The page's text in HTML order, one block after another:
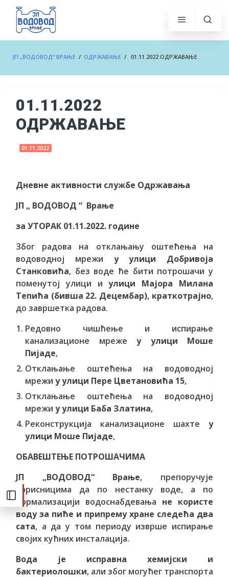
ЈП „ВОДОВОД“ ВРАЊЕ / ОДРЖАВАЊЕ / 01.11.2022 ОДРЖАВАЊЕ
01.11.2022
ОДРЖАВАЊЕ
01.11.2022
Дневне активности службе Одржавања
ЈП „ ВОДОВОД “ Врање
за УТОРАК 01.11.2022. године
Због радова на отклањању оштећења на
водоводној мрежи у улици Добривоја
Станковића, без воде ће бити потрошачи у
поменутој улици иулици
Мајора Милана
Тепића (бивша 22. Децембар), краткотрајно,
до завршетка радова.
Редовно чишћење и испирање
канализационе мреже у улици Моше
Пијаде,
Отклањање оштећења на водоводној
мрежи у улици Пере Цветановића 15,
Отклањање оштећења на водоводној
мрежи у улици Баба Златина,
Реконструкција канализационе шахте у
улици Моше Пијаде,
ОБАВЕШТЕЊЕ ПОТРОШАЧИМА
ЈП „ВОДОВОД“ Врање, препоручује
корисницима да по нестанку воде, а по
нормализацији водоснабдевања не користе
воду за пиће и припрему хране следећа два
сата, а да у том периоду изврше испирање
својих кућних инсталација.
Вода је исправна хемијски и
бактериолошки, али због могућег транспорта